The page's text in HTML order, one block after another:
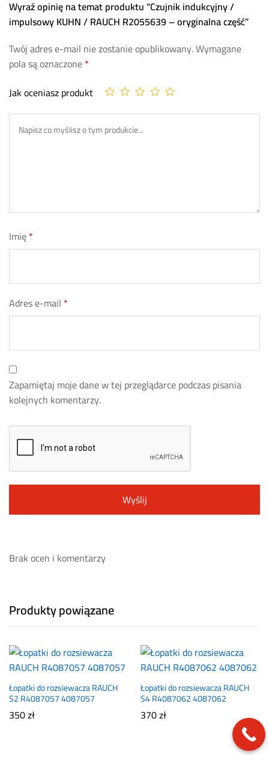
Wyraź opinię na temat produktu “Czujnik indukcyjny /
impulsowy KUHN / RAUCH R2055639 – oryginalna część”
Twój adres e-mail nie zostanie opublikowany.Wymagane
pola są oznaczone*
Jak oceniasz produkt
Imię*
Adres e-mail *
Zapamiętaj moje dane w tej przeglądarce podczas pisania
kolejnych komentarzy.
Brak ocen i komentarzy
Produkty powiązane
Łopatki do rozsiewacza RAUCH
S2 R4087057 4087057
350zł
Łopatki do rozsiewacza RAUCH
S4 R4087062 4087062
370zł